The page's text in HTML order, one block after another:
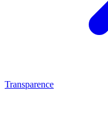
Transparence